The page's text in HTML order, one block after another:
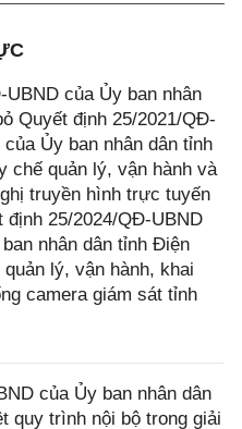
của Ủy ban nhân
Quyết định 25/2021/QĐ-
Ủy ban nhân dân tỉnh
chế quản lý, vận hành và
truyền hình trực tuyến
25/2024/QĐ-UBND
nhân dân tỉnh Điện
lý, vận hành, khai
camera giám sát tỉnh
của Ủy ban nhân dân
quy trình nội bộ trong giải